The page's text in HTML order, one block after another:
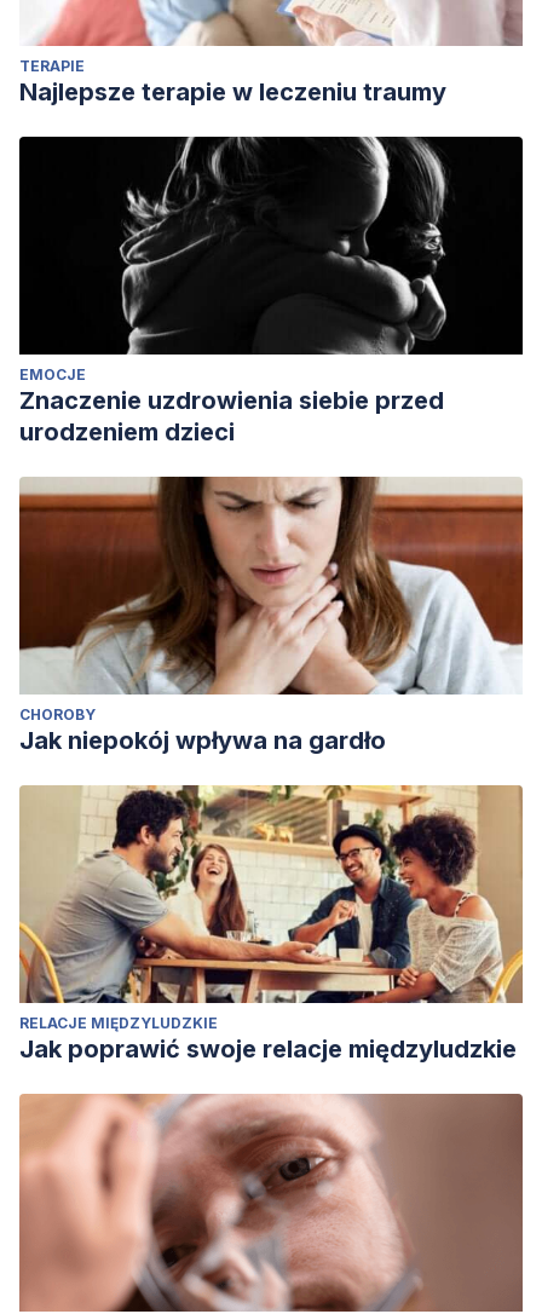
TERAPIE
Najlepsze terapie w leczeniu traumy
EMOCJE
Znaczenie uzdrowienia siebie przed
urodzeniem dzieci
CHOROBY
Jak niepokój wpływa na gardło
RELACJE MIĘDZYLUDZKIE
Jak poprawić swoje relacje międzyludzkie